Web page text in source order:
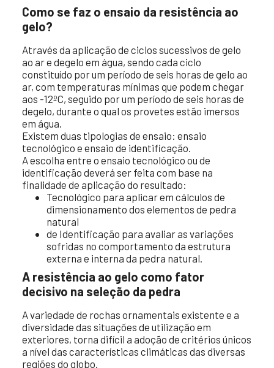
Como se faz o ensaio da resistência ao
gelo?
Através da aplicação de ciclos sucessivos de gelo
ao ar e degelo em água, sendo cada ciclo
constituído por um período de seis horas de gelo ao
ar, com temperaturas mínimas que podem chegar
aos -12ºC, seguido por um período de seis horas de
degelo, durante o qual os provetes estão imersos
em água.
Existem duas tipologias de ensaio: ensaio
tecnológico e ensaio de identificação.
A escolha entre o ensaio tecnológico ou de
identificação deverá ser feita com base na
finalidade de aplicação do resultado:
Tecnológico para aplicar em cálculos de
dimensionamento dos elementos de pedra
natural
de Identificação para avaliar as variações
sofridas no comportamento da estrutura
externa e interna da pedra natural.
A resistência ao gelo como fator
decisivo na seleção da pedra
A variedade de rochas ornamentais existente e a
diversidade das situações de utilização em
exteriores, torna difícil a adoção de critérios únicos
a nível das características climáticas das diversas
regiões do globo.